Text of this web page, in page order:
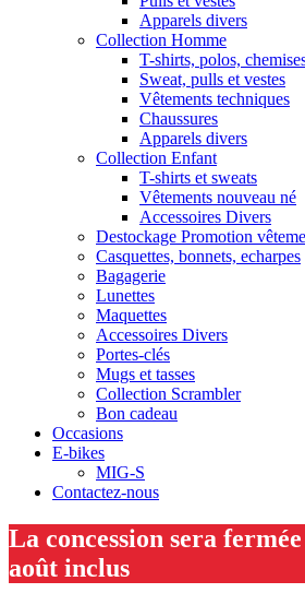
Apparels divers
Collection Homme
T-shirts, polos,
Sweat, pulls et vestes
Vêtements techniques
Chaussures
Apparels divers
Collection Enfant
T-shirts et sweats
Vêtements nouveau né
Accessoires Divers
Destockage Promotion
Casquettes, bonnets, echarpes
Bagagerie
Lunettes
Maquettes
Accessoires Divers
Portes-clés
Mugs et tasses
Collection Scrambler
Bon cadeau
Occasions
E-bikes
MIG-S
Contactez-nous
La concession sera
août inclus